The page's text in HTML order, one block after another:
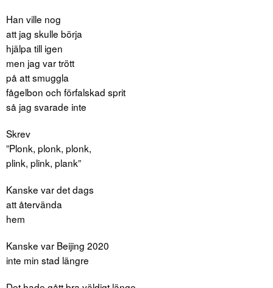
Han ville nog
att jag skulle börja
hjälpa till igen
men jag var trött
på att smuggla
fågelbon och förfalskad sprit
så jag svarade inte
Skrev
”Plonk, plonk, plonk,
plink, plink, plank”
Kanske var det dags
att återvända
hem
Kanske var Beijing 2020
inte min stad längre